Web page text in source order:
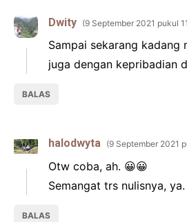
Dwity 9 September 2021 pukul
Sampai sekarang kadang
juga dengan kepribadian
BALAS
halodwyta 9 September 2021
Otw coba, ah. 😀😀
Semangat trs nulisnya, ya.
BALAS